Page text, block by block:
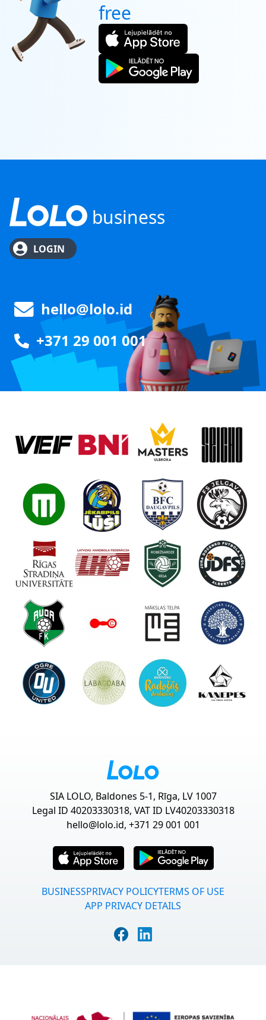
free
business
LOGIN
hello@lolo.id
+371 29 001 001
SIA LOLO, Baldones 5-1, Rīga, LV 1007
Legal ID 40203330318, VAT ID LV40203330318
hello@lolo.id, +371 29 001 001
BUSINESSPRIVACY POLICYTERMS OF USE
APP PRIVACY DETAILS